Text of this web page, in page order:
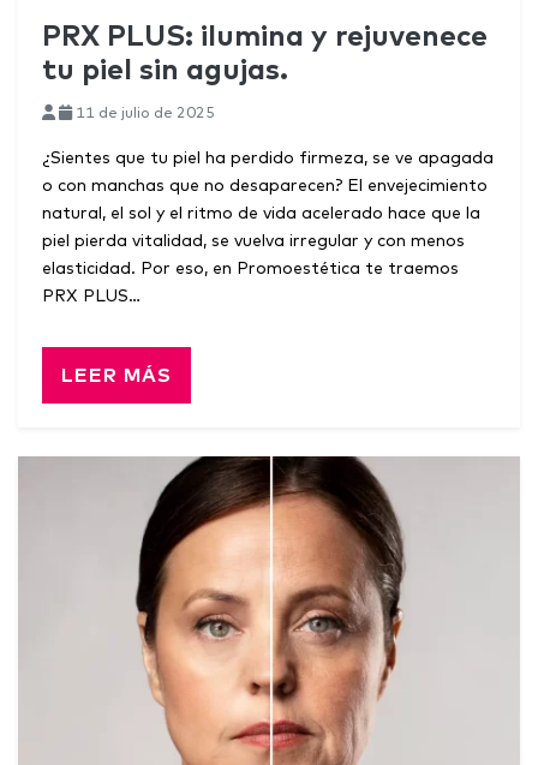
PRX PLUS: ilumina y rejuvenece
tu piel sin agujas.
11 de julio de 2025
¿Sientes que tu piel ha perdido firmeza, se ve apagada
o con manchas que no desaparecen? El envejecimiento
natural, el sol y el ritmo de vida acelerado hace que la
piel pierda vitalidad, se vuelva irregular y con menos
elasticidad. Por eso, en Promoestética te traemos
PRX PLUS…
LEER MÁS